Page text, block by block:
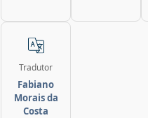
Tradutor
Fabiano
Morais da
Costa